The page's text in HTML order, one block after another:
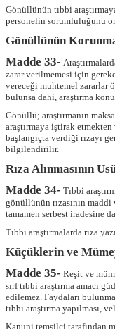
Gönüllünün tıbbi
personelin sorumluluğunu
Gönüllünün
Madde 33-
zarar verilmemesi için
vereceği muhtemel zararlar
bulunsa dahi, araştırma
Gönüllü; araştırmanın
araştırmaya iştirak etmekten
başlangıçta verdiği rızayı
bilgilendirilir.
Rıza Alınmasının
Madde 34- Tıbbi
gönüllünün rızasının
tamamen serbest iradesine
Tıbbi araştırmalarda rıza
Küçüklerin ve
Madde 35- Reşit ve
sırf tıbbi araştırma amacı
edilemez. Faydaları
tıbbi araştırma yapılması,
Kanuni temsilci tarafından